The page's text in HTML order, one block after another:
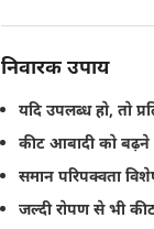
निवारक उपाय
यदि उपलब्ध हो, तो
कीट आबादी को
समान परिपक्वता
जल्दी रोपण से भी